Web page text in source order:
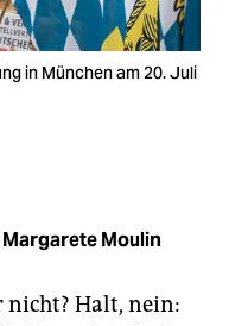
in München am 20. Juli
Margarete Moulin
nicht? Halt, nein: